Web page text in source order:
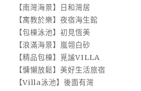
【南灣海景】日和灣居
【寓教於樂】夜宿海生館
【包棟泳池】初見恆美
【浪滿海景】嵐翎白砂
【精品包棟】覓謐VILLA
【慵懶放鬆】美好生活旅宿
【Villa泳池】後面有灣